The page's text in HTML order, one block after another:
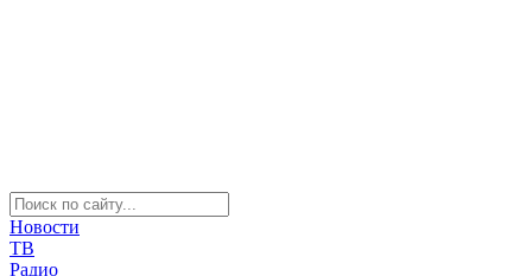
Новости
ТВ
Радио